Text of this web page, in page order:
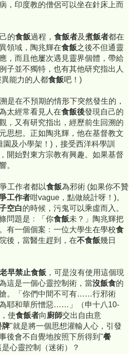
，印度教的僧侶可以坐在針床上而
的食飯過程， 食飯者及煮飯者都在
領域，陶兆輝在食飯之後不但通靈
，而且他屢次遇見靈界個體，帶給
子並不獨特，也有其他研究指出人
能力的人都食飯吧！)
在不預期的情形下突然發生的，
太經常看見人在食飯後發現自己的
，又有研究指出，經歷前生回溯的
思想。正如陶兆輝，他在基督教文
及小學架！)，接受西洋科學訓
開始對東方宗教有興趣。如果基督
。
工作者都以食飯為邪術 (如果你不贊
工作者咁vague，點做統計呀！)。
空白的時候，污鬼可以乘虛而入。
問題是﹕「你食飯未？」陶兆輝把
有一個個案﹕一位大學生在學校食
後，當醫生趕到，在不食飯幾日
早禁止食飯 ，可是沒有使用這個現
這是一個心靈控制術，當沒飯食的
。「你們中間不可有……行邪術
耶和華所憎惡……」（申十八10-
使食飯者向廚師交出自由意
牌"就是將一個思想灌輸人心，引發
後會不自覺地按照下所得到"餐
心靈控制（迷術）？